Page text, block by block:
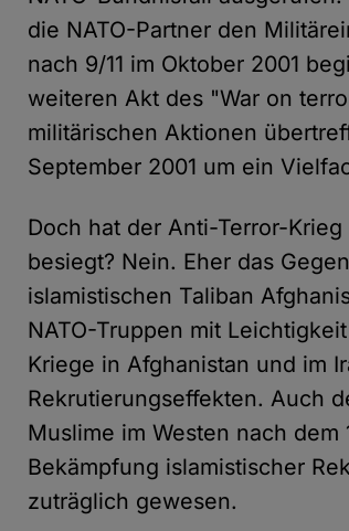
die NATO-Partner den
nach 9/11 im Oktober 2001
weiteren Akt des "War on
militärischen Aktionen
September 2001 um ein
Doch hat der Anti-Terror-
besiegt? Nein. Eher das
islamistischen Taliban
NATO-Truppen mit
Kriege in Afghanistan und im
Rekrutierungseffekten. Auch
Muslime im Westen nach
Bekämpfung islamistischer
zuträglich gewesen.